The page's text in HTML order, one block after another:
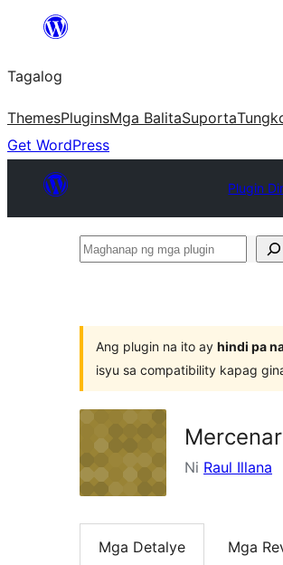
Lumaktaw
sa
content
Tagalog
ThemesPluginsMga BalitaSuporta
Get WordPress
Plugin
Maghanap
plugin
Ang plugin na ito ay hindi pa
isyu sa compatibility kapag
Ni Raul Illana
Mga Detalye Mga